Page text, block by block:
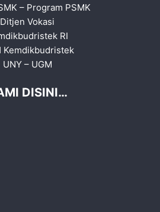
– Program PSMK
Ditjen Vokasi
RI
Kemdikbudristek
UNY– UGM
DISINI…